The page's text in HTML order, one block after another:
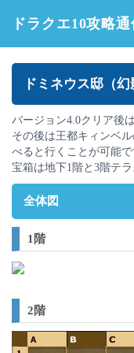
ドラクエ10攻略
ドミネウス邸（幻
バージョン4.0クリア後
その後は王都キィンベ
べると行くことが可能で
宝箱は地下1階と3階テラ
全体図
1階
2階